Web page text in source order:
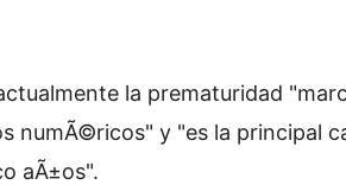
la prematuridad
numÃ©ricos" y "es la principal
aÃ±os".